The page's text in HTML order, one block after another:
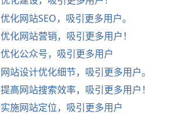
优化网站SEO，吸引更多用户。
优化网站营销，吸引更多用户！
优化公众号，吸引更多用户
网站设计优化细节，吸引更多用户。
提高网站搜索效率，吸引更多用户！
实施网站定位，吸引更多用户